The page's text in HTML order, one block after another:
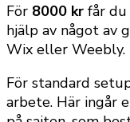
För 8000 kr får du
hjälp av något av
Wix eller Weebly.
För standard
arbete. Här ingår